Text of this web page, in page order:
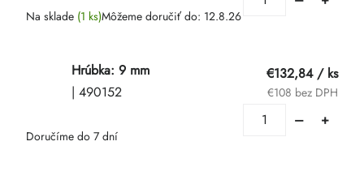
Na sklade (1 ks)Môžeme doručiť do: 12.8.26
Hrúbka: 9 mm
| 490152
€132,84 / ks
€108 bez DPH
Doručíme do 7 dní